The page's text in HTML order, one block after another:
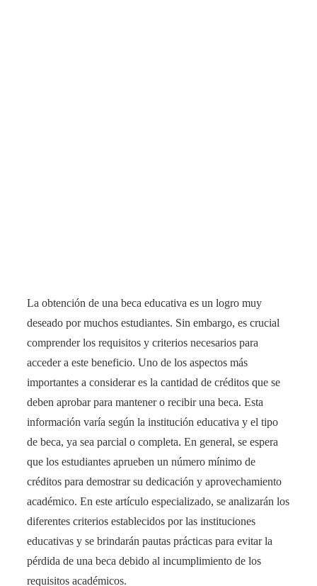
La obtención de una beca educativa es un logro muy
deseado por muchos estudiantes. Sin embargo, es crucial
comprender los requisitos y criterios necesarios para
acceder a este beneficio. Uno de los aspectos más
importantes a considerar es la cantidad de créditos que se
deben aprobar para mantener o recibir una beca. Esta
información varía según la institución educativa y el tipo
de beca, ya sea parcial o completa. En general, se espera
que los estudiantes aprueben un número mínimo de
créditos para demostrar su dedicación y aprovechamiento
académico. En este artículo especializado, se analizarán los
diferentes criterios establecidos por las instituciones
educativas y se brindarán pautas prácticas para evitar la
pérdida de una beca debido al incumplimiento de los
requisitos académicos.